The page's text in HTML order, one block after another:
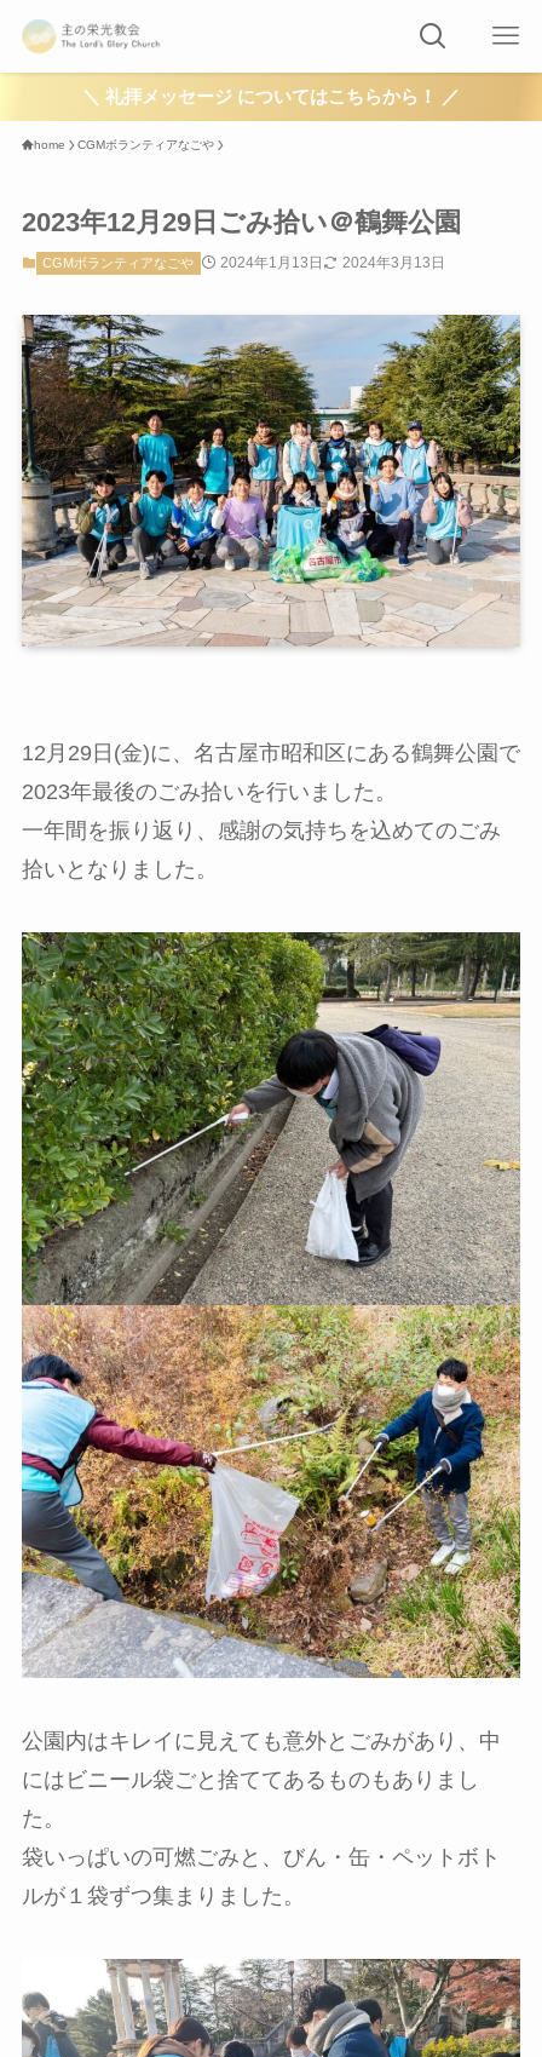
＼ 礼拝メッセージ についてはこちらから！ ／
home CGMボランティアなごや
2023年12月29日ごみ拾い＠鶴舞公園
CGMボランティアなごや 2024年1月13日 2024年3月13日
12月29日(金)に、名古屋市昭和区にある鶴舞公園で
2023年最後のごみ拾いを行いました。
一年間を振り返り、感謝の気持ちを込めてのごみ
拾いとなりました。
公園内はキレイに見えても意外とごみがあり、中
にはビニール袋ごと捨ててあるものもありまし
た。
袋いっぱいの可燃ごみと、びん・缶・ペットボト
ルが１袋ずつ集まりました。